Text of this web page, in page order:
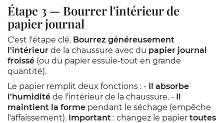
Étape 3 — Bourrer l'intérieur de
papier journal
C'est l'étape clé. Bourrez généreusement
l'intérieur de la chaussure avec du papier journal
froissé (ou du papier essuie-tout en grande
quantité).
Le papier remplit deux fonctions : - Il absorbe
l'humidité de l'intérieur de la chaussure. - Il
maintient la forme pendant le séchage (empêche
l'affaissement). Important : changez le papier toutes